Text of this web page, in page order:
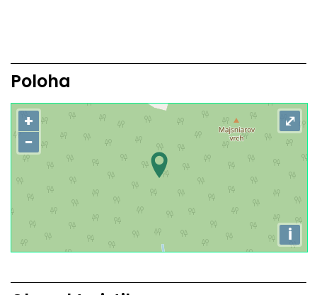
Poloha
+
−
i
⤢